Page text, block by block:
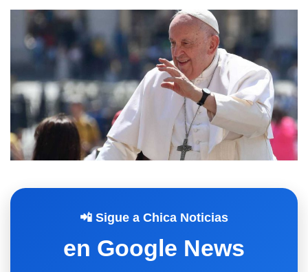
📲 Sigue a Chica Noticias
en Google News